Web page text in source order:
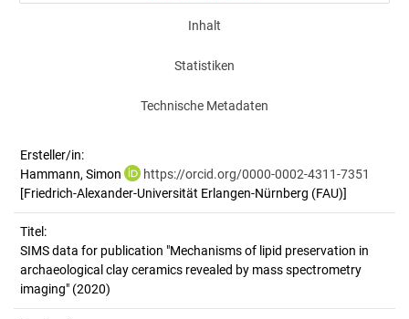
Inhalt
Statistiken
Technische Metadaten
Ersteller/in:
Hammann, Simon
https://orcid.org/0000-0002-4311-7351
[Friedrich-Alexander-Universität Erlangen-Nürnberg (FAU)]
Titel:
SIMS data for publication "Mechanisms of lipid preservation in
archaeological clay ceramics revealed by mass spectrometry
imaging" (2020)